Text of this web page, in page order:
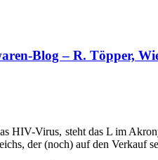
Blog – R. Töpper,
HIV-Virus, steht das L im
der (noch) auf den Verkauf